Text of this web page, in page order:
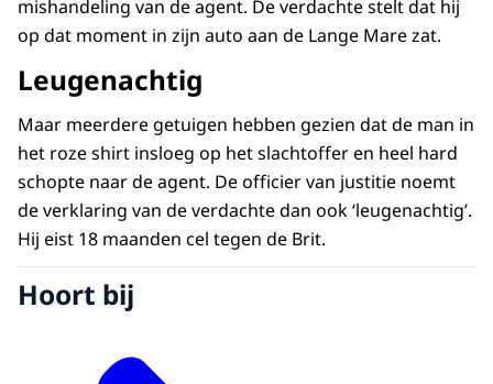
mishandeling van de agent. De verdachte stelt dat hij
op dat moment in zijn auto aan de Lange Mare zat.
Leugenachtig
Maar meerdere getuigen hebben gezien dat de man in
het roze shirt insloeg op het slachtoffer en heel hard
schopte naar de agent. De officier van justitie noemt
de verklaring van de verdachte dan ook ‘leugenachtig’.
Hij eist 18 maanden cel tegen de Brit.
Hoort bij